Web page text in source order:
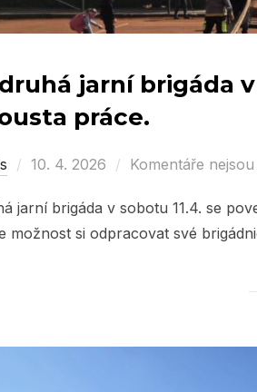
jarní brigáda
práce.
Posted
10. 4. 2026 Komentáře
jarní brigáda v sobotu 11.4. se
možnost si odpracovat své